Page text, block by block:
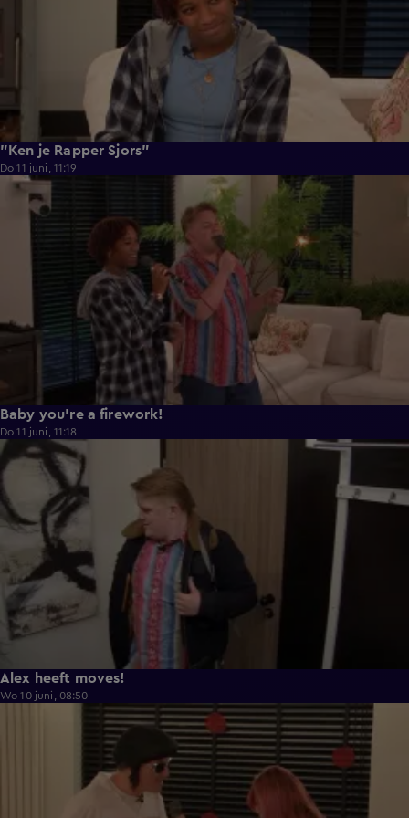
"Ken je Rapper Sjors"
Do 11 juni, 11:19
0:39
Baby you're a firework!
Do 11 juni, 11:18
0:43
Alex heeft moves!
Wo 10 juni, 08:50